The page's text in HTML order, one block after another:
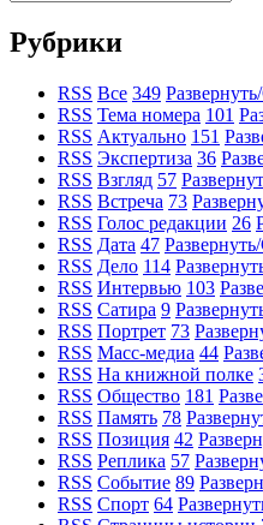
Рубрики
RSS Все 349
RSS Тема номера 101
RSS Актуально 151
RSS Экспертиза 36
RSS Взгляд 57
RSS Встреча 73
RSS Голос редакции 26
RSS Дата 47
RSS Дело 114
RSS Интервью 103
RSS Сатира 9
RSS Портрет 73
RSS Масс-медиа 44
RSS На книжной полке
RSS Общество 181
RSS Память 78
RSS Позиция 42
RSS Реплика 57
RSS Событие 89
RSS Спорт 64